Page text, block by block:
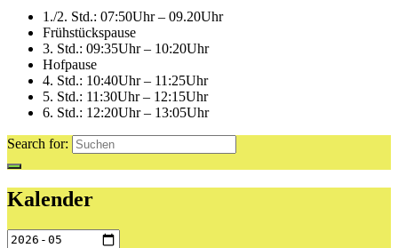
1./2. Std.: 07:50Uhr – 09.20Uhr
Frühstückspause
3. Std.: 09:35Uhr – 10:20Uhr
Hofpause
4. Std.: 10:40Uhr – 11:25Uhr
5. Std.: 11:30Uhr – 12:15Uhr
6. Std.: 12:20Uhr – 13:05Uhr
Search for:
Kalender